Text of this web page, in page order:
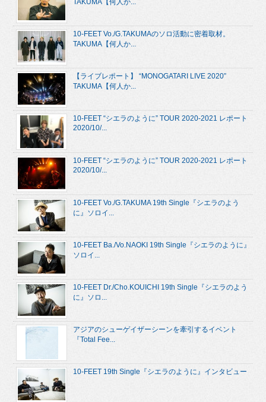
TAKUMA【何人か...
10-FEET Vo./G.TAKUMAのソロ活動に密着取材。
TAKUMA【何人か...
【ライブレポート】 “MONOGATARI LIVE 2020”
TAKUMA【何人か...
10-FEET “シエラのように” TOUR 2020-2021 レポート
2020/10/...
10-FEET “シエラのように” TOUR 2020-2021 レポート
2020/10/...
10-FEET Vo./G.TAKUMA 19th Single『シエラのよう
に』ソロイ...
10-FEET Ba./Vo.NAOKI 19th Single『シエラのように』
ソロイ...
10-FEET Dr./Cho.KOUICHI 19th Single『シエラのよう
に』ソロ...
アジアのシューゲイザーシーンを牽引するイベント
『Total Fee...
10-FEET 19th Single『シエラのように』インタビュー